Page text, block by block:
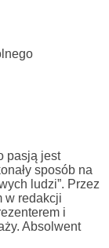
pasją jest
sposób na
ludzi”. Przez
w redakcji
i
Absolwent